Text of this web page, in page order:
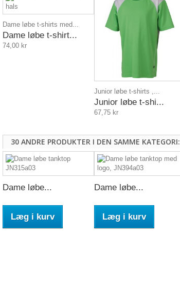
Dame løbe t-shirts med...
Dame løbe t-shirt...
74,00 kr
Junior løbe t-shirts ,...
Junior løbe t-shi...
67,75 kr
30 ANDRE PRODUKTER I DEN SAMME KATEGORI:
Dame løbe...
Læg i kurv
Dame løbe...
Læg i kurv